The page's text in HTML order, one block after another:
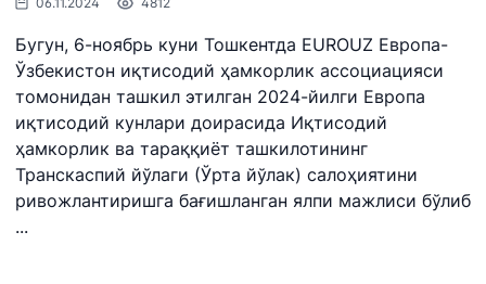
Ишонч телефон
рақами
+998 (78) 140-
02-00
Ишонч телефон
рақами
+998 (71) 237-
99-98
рақами
+998 (55) 501-
47-09
"Тошшаҳартрансхизмат"
АЖ
"Ўзавтовокзал
сервис" МЧЖ
Автомобил
йўллари
Бугун, 6-ноябрь куни Тошкентда EUROUZ Европа-
Ўзбекистон иқтисодий ҳамкорлик ассоциацияси
томонидан ташкил этилган 2024-йилги Европа
иқтисодий кунлари доирасида Иқтисодий
ҳамкорлик ва тараққиёт ташкилотининг
Транскаспий йўлаги (Ўрта йўлак) салоҳиятини
ривожлантиришга бағишланган ялпи мажлиси бўлиб
...